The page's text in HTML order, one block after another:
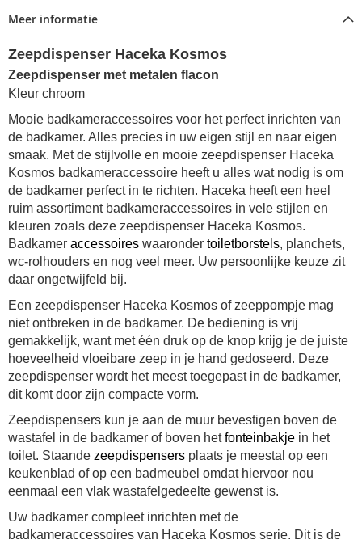
Meer informatie
Zeepdispenser Haceka Kosmos
Zeepdispenser met metalen flacon
Kleur chroom
Mooie badkameraccessoires voor het perfect inrichten van
de badkamer. Alles precies in uw eigen stijl en naar eigen
smaak. Met de stijlvolle en mooie zeepdispenser Haceka
Kosmos badkameraccessoire heeft u alles wat nodig is om
de badkamer perfect in te richten. Haceka heeft een heel
ruim assortiment badkameraccessoires in vele stijlen en
kleuren zoals deze zeepdispenser Haceka Kosmos.
Badkamer accessoires waaronder toiletborstels, planchets,
wc-rolhouders en nog veel meer. Uw persoonlijke keuze zit
daar ongetwijfeld bij.
Een zeepdispenser Haceka Kosmos of zeeppompje mag
niet ontbreken in de badkamer. De bediening is vrij
gemakkelijk, want met één druk op de knop krijg je de juiste
hoeveelheid vloeibare zeep in je hand gedoseerd. Deze
zeepdispenser wordt het meest toegepast in de badkamer,
dit komt door zijn compacte vorm.
Zeepdispensers kun je aan de muur bevestigen boven de
wastafel in de badkamer of boven hetfonteinbakje in het
toilet. Staande zeepdispensers plaats je meestal op een
keukenblad of op een badmeubel omdat hiervoor nou
eenmaal een vlak wastafelgedeelte gewenst is.
Uw badkamer compleet inrichten met de
badkameraccessoires van Haceka Kosmos serie. Dit is de